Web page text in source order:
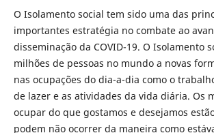
O Isolamento social tem sido uma das
importantes estratégia no combate ao
disseminação da COVID-19. O Isolamento
milhões de pessoas no mundo a novas
nas ocupações do dia-a-dia como o
de lazer e as atividades da vida diária. Os
ocupar do que gostamos e desejamos
podem não ocorrer da maneira como